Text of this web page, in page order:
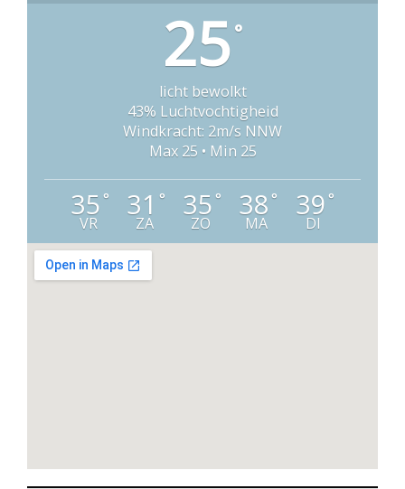
25°
licht bewolkt
43% Luchtvochtigheid
Windkracht: 2m/s NNW
Max 25 • Min 25
35°
VR
31 °
ZA
35°
ZO
38°
MA
39°
DI